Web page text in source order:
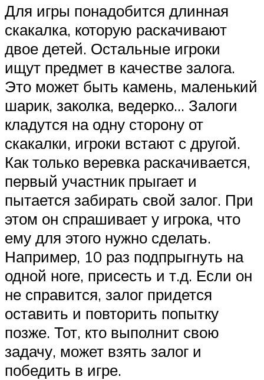
Для игры понадобится длинная
скакалка, которую раскачивают
двое детей. Остальные игроки
ищут предмет в качестве залога.
Это может быть камень, маленький
шарик, заколка, ведерко… Залоги
кладутся на одну сторону от
скакалки, игроки встают с другой.
Как только веревка раскачивается,
первый участник прыгает и
пытается забирать свой залог. При
этом он спрашивает у игрока, что
ему для этого нужно сделать.
Например, 10 раз подпрыгнуть на
одной ноге, присесть и т.д. Если он
не справится, залог придется
оставить и повторить попытку
позже. Тот, кто выполнит свою
задачу, может взять залог и
победить в игре.